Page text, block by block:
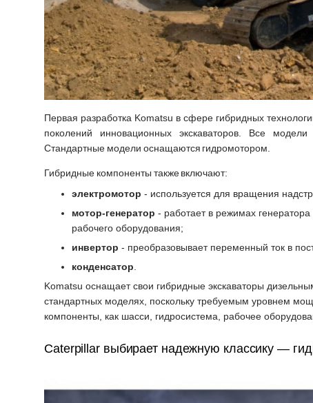
Первая разработка Komatsu в сфере гибридных
поколений инновационных экскаваторов. Все
Стандартные модели оснащаются гидромотором.
Гибридные компоненты также включают:
электромотор - используется для вращения
мотор-генератор - работает в режимах
рабочего оборудования;
инвертор - преобразовывает переменный ток в
конденсатор
Komatsu оснащает свои гибридные экскаваторы
стандартных моделях, поскольку требуемым уровнем
компоненты, как шасси, гидросистема, рабочее
Caterpillar выбирает надежную классику —